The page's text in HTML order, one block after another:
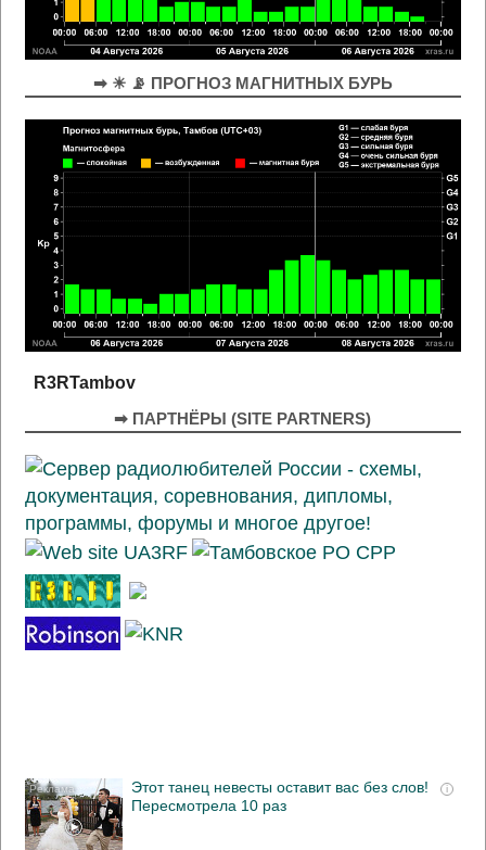
➡ ☀ 📡 ПРОГНОЗ МАГНИТНЫХ БУРЬ
R3RTambov
➡ ПАРТНЁРЫ (SITE PARTNERS)
i
Этот танец невесты оставит вас без слов!
Пересмотрела 10 раз